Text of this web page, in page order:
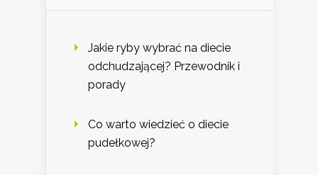
Jakie ryby wybrać na diecie
odchudzającej? Przewodnik i
porady
Co warto wiedzieć o diecie
pudełkowej?